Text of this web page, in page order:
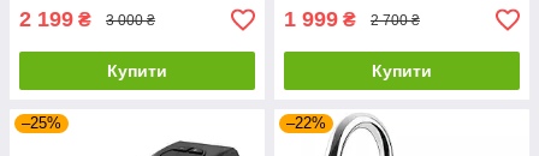
2 199 ₴ 3 000 ₴
Купити
1 999 ₴ 2 700 ₴
Купити
–25% –22%